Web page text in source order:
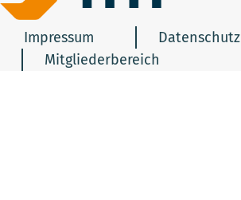
Impressum Datenschutz
Mitgliederbereich